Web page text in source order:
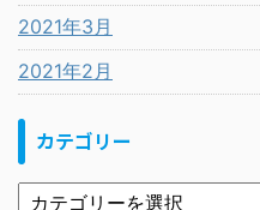
2021年3月
2021年2月
カテゴリー